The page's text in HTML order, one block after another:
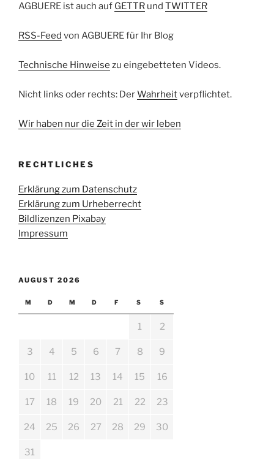
AGBUERE ist auch auf GETTR und TWITTER
RSS-Feed von AGBUERE für Ihr Blog
Technische Hinweise zu eingebetteten Videos.
Nicht links oder rechts: DerWahrheitverpflichtet.
Wir haben nur die Zeit in der wir leben
RECHTLICHES
Erklärung zum Datenschutz
Erklärung zum Urheberrecht
Bildlizenzen Pixabay
Impressum
AUGUST 2026
M D M D F S S
1 2
3 4 5 6 7 8 9
10 11 12 13 14 15 16
17 18 19 20 21 22 23
24 25 26 27 28 29 30
31